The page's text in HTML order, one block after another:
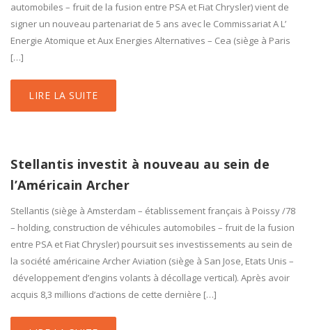
automobiles – fruit de la fusion entre PSA et Fiat Chrysler) vient de
signer un nouveau partenariat de 5 ans avec le Commissariat A L’
Energie Atomique et Aux Energies Alternatives – Cea (siège à Paris
[…]
LIRE LA SUITE
Stellantis investit à nouveau au sein de
l’Américain Archer
Stellantis (siège à Amsterdam – établissement français à Poissy /78
– holding, construction de véhicules automobiles – fruit de la fusion
entre PSA et Fiat Chrysler) poursuit ses investissements au sein de
la société américaine Archer Aviation (siège à San Jose, Etats Unis –
développement d’engins volants à décollage vertical). Après avoir
acquis 8,3 millions d’actions de cette dernière […]